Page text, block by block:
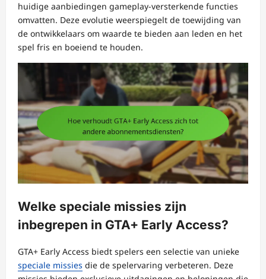
huidige aanbiedingen gameplay-versterkende functies
omvatten. Deze evolutie weerspiegelt de toewijding van
de ontwikkelaars om waarde te bieden aan leden en het
spel fris en boeiend te houden.
Welke speciale missies zijn
inbegrepen in GTA+ Early Access?
GTA+ Early Access biedt spelers een selectie van unieke
speciale missies die de spelervaring verbeteren. Deze